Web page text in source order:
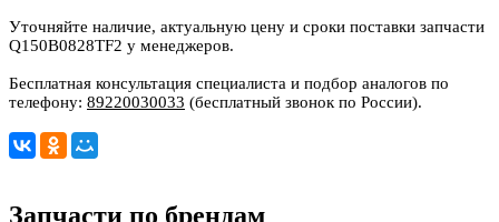
Уточняйте наличие, актуальную цену и сроки поставки запчасти
Q150B0828TF2 у менеджеров.
Бесплатная консультация специалиста и подбор аналогов по
телефону: 89220030033 (бесплатный звонок по России).
Запчасти по брендам